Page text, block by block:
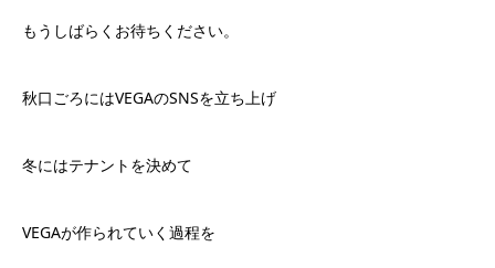
もうしばらくお待ちください。
秋口ごろにはVEGAのSNSを立ち上げ
冬にはテナントを決めて
VEGAが作られていく過程を